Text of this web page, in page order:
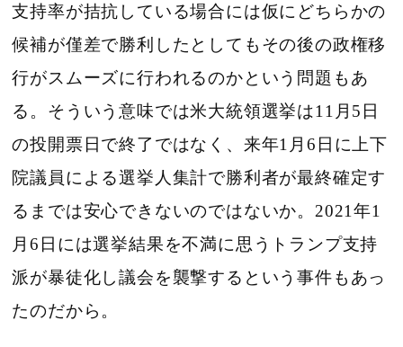
支持率が拮抗している場合には仮にどちらかの
候補が僅差で勝利したとしてもその後の政権移
行がスムーズに行われるのかという問題もあ
る。そういう意味では米大統領選挙は11月5日
の投開票日で終了ではなく、来年1月6日に上下
院議員による選挙人集計で勝利者が最終確定す
るまでは安心できないのではないか。2021年1
月6日には選挙結果を不満に思うトランプ支持
派が暴徒化し議会を襲撃するという事件もあっ
たのだから。